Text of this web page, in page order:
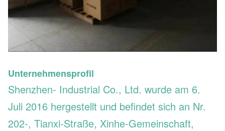
Unternehmensprofil
Shenzhen- Industrial Co., Ltd. wurde am 6.
Juli 2016 hergestellt und befindet sich an Nr.
202-, Tianxi-Straße, Xinhe-Gemeinschaft,